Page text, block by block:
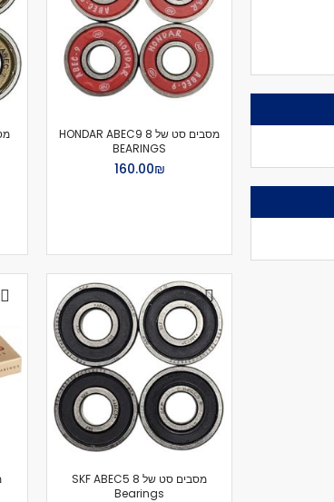
סווטשירט
קפוצ'ונים
מְעִיל
Pants
Neck Warmer
גרביים
תיקים
תיק טיולים
תיקי צד
פאווץ' / קלמרים
תיקי אוכל
תיקי יד
Wallet
נעליים
גיפט קארד
משקפי שמש
שעונים
מסבים סט של 8 HONDAR ABEC9
BEARINGS
₪‏160.00
מסבים סט של 8 SKF ABEC5
Bearings